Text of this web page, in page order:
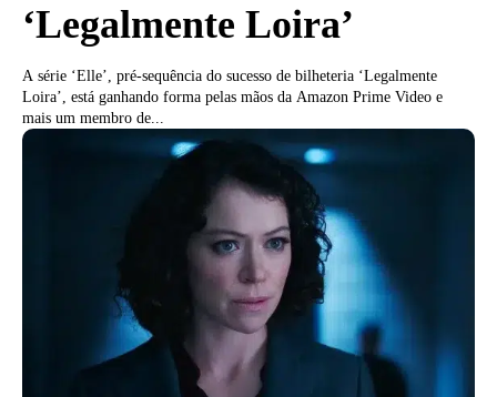
‘Legalmente Loira’
A série ‘Elle’, pré-sequência do sucesso de bilheteria ‘Legalmente
Loira’, está ganhando forma pelas mãos da Amazon Prime Video e
mais um membro de...